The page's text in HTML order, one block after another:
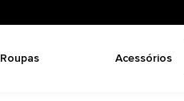
Roupas Acessórios